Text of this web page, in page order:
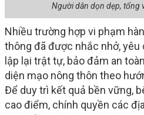
Người dân dọn dẹp, tổng
Nhiều trường hợp vi phạm
thông đã được nhắc nhở, yêu
lập lại trật tự, bảo đảm an
diện mạo nông thôn theo
Để duy trì kết quả bền vững,
cao điểm, chính quyền các